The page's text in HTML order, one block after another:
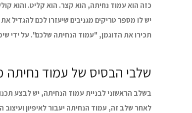
כזה הוא עמוד נחיתה, הוא קצר. הוא קליט. והוא
יש לו מספר טריקים מגניבים שיעזרו לכם להגדיל
תכירו את הדוגמן, "עמוד הנחיתה שלכם". על ידי
שלבי הבסיס של עמוד נחיתה
בשלב הראשוני לבניית עמוד הנחיתה, יש לבצע
לאחר שלב זה, עמוד הנחיתה יעבור לאיפיון ועיצוב